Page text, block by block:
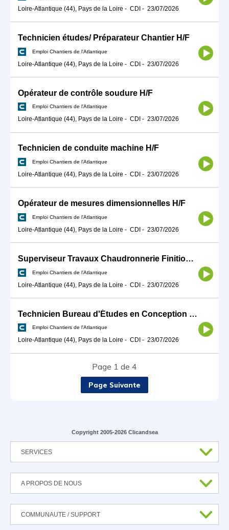
Loire-Atlantique (44), Pays de la Loire - CDI - 23/07/2026
Technicien études/ Préparateur Chantier H/F
Emploi Chantiers de l'Atlantique
Loire-Atlantique (44), Pays de la Loire - CDI - 23/07/2026
Opérateur de contrôle soudure H/F
Emploi Chantiers de l'Atlantique
Loire-Atlantique (44), Pays de la Loire - CDI - 23/07/2026
Technicien de conduite machine H/F
Emploi Chantiers de l'Atlantique
Loire-Atlantique (44), Pays de la Loire - CDI - 23/07/2026
Opérateur de mesures dimensionnelles H/F
Emploi Chantiers de l'Atlantique
Loire-Atlantique (44), Pays de la Loire - CDI - 23/07/2026
Superviseur Travaux Chaudronnerie Finitions H/F
Emploi Chantiers de l'Atlantique
Loire-Atlantique (44), Pays de la Loire - CDI - 23/07/2026
Technicien Bureau d'Études en Conception Mécanique H/F
Emploi Chantiers de l'Atlantique
Loire-Atlantique (44), Pays de la Loire - CDI - 23/07/2026
Page 1 de 4
Page Suivante
Copyright 2005-2026 Clicandsea
SERVICES
A PROPOS DE NOUS
COMMUNAUTE / SUPPORT